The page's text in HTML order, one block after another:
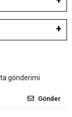
gönderimi
Gönder